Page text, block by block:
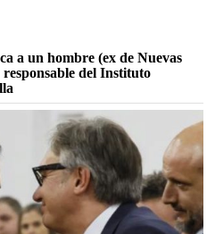
a un hombre (ex de Nuevas
del Instituto